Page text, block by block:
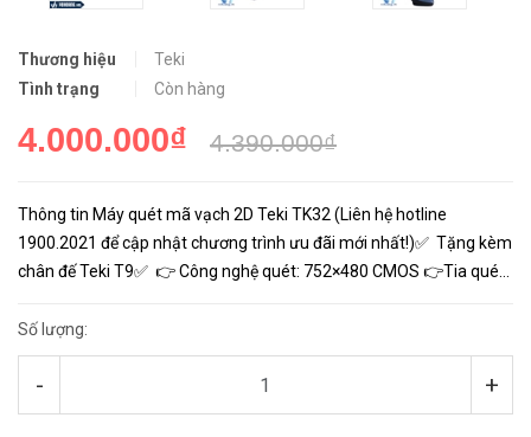
Thương hiệu
Teki
Tình trạng
Còn hàng
4.000.000₫ 4.390.000₫
Thông tin Máy quét mã vạch 2D Teki TK32 (Liên hệ hotline
1900.2021 để cập nhật chương trình ưu đãi mới nhất!)✅ Tặng kèm
chân đế Teki T9✅ 👉 Công nghệ quét: 752×480 CMOS 👉Tia quét:
Số lượng:
- +